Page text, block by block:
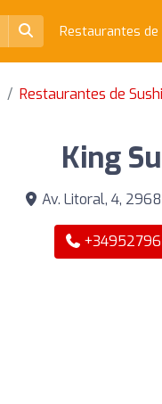
Restaurantes de
Restaurantes de
King
Av. Litoral, 4,